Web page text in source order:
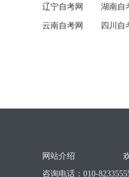
辽宁自考网 湖南自
云南自考网 四川自
网站介绍
咨询电话：010-